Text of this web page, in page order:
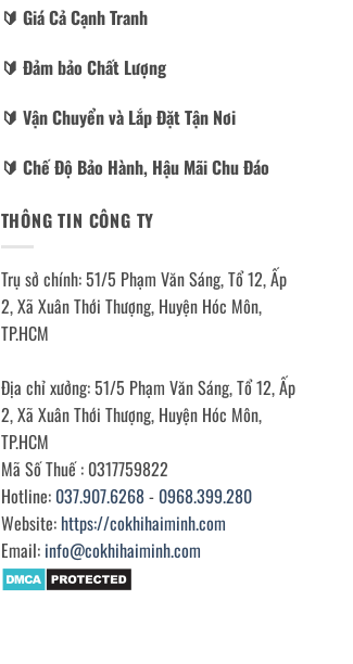
🔰️ Giá Cả Cạnh Tranh
🔰️ Đảm bảo Chất Lượng
🔰️ Vận Chuyển và Lắp Đặt Tận Nơi
🔰️ Chế Độ Bảo Hành, Hậu Mãi Chu Đáo
THÔNG TIN CÔNG TY
Trụ sở chính: 51/5 Phạm Văn Sáng, Tổ 12, Ấp
2, Xã Xuân Thới Thượng, Huyện Hóc Môn,
TP.HCM
Địa chỉ xưởng: 51/5 Phạm Văn Sáng, Tổ 12, Ấp
2, Xã Xuân Thới Thượng, Huyện Hóc Môn,
TP.HCM
Mã Số Thuế : 0317759822
Hotline: 037.907.6268- 0968.399.280
Website: https://cokhihaiminh.com
Email: info@cokhihaiminh.com